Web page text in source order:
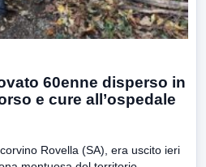
60enne disperso in
e cure all’ospedale
Rovella (SA), era uscito ieri